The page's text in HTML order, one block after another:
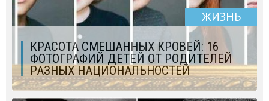
ЖИЗНЬ
КРАСОТА СМЕШАННЫХ КРОВЕЙ: 16
ФОТОГРАФИЙ ДЕТЕЙ ОТ РОДИТЕЛЕЙ
РАЗНЫХ НАЦИОНАЛЬНОСТЕЙ